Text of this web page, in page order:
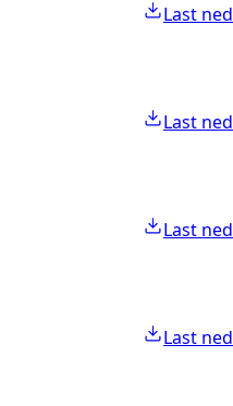
Last ned
Last ned
Last ned
Last ned